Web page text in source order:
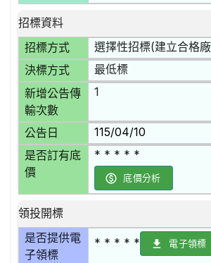
招標資料
招標方式
選擇性招標(建立合格
決標方式 最低標
新增公告傳
輸次數
1
公告日 115/04/10
是否訂有底
價
* * * * *
底價分析
領投開標
是否提供電
子領標
* * * * * 電子領標